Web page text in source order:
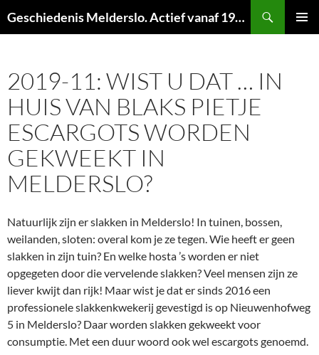
naar
Geschiedenis Melderslo. Actief vanaf 1973!
2019-11: WIST U DAT … IN
HUIS VAN BLAKS PIETJE
ESCARGOTS WORDEN
GEKWEEKT IN
MELDERSLO?
Natuurlijk zijn er slakken in Melderslo! In tuinen, bossen,
weilanden, sloten: overal kom je ze tegen. Wie heeft er geen
slakken in zijn tuin? En welke hosta ’s worden er niet
opgegeten door die vervelende slakken? Veel mensen zijn ze
liever kwijt dan rijk! Maar wist je dat er sinds 2016 een
professionele slakkenkwekerij gevestigd is op Nieuwenhofweg
5 in Melderslo? Daar worden slakken gekweekt voor
consumptie. Met een duur woord ook wel escargots genoemd.